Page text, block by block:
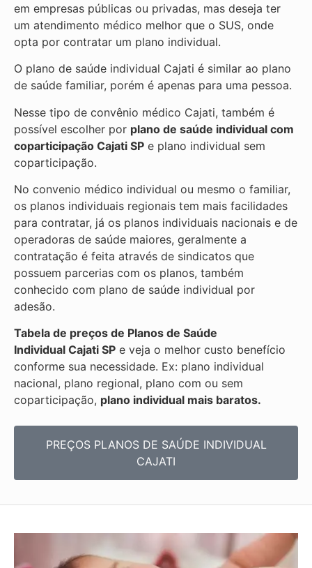
em empresas públicas ou privadas, mas deseja ter
um atendimento médico melhor que o SUS, onde
opta por contratar um plano individual.
O plano de saúde individual Cajati é similar ao plano
de saúde familiar, porém é apenas para uma pessoa.
Nesse tipo de convênio médico Cajati, também é
possível escolher por plano de saúde individual com
coparticipação Cajati SP e plano individual sem
coparticipação.
No convenio médico individual ou mesmo o familiar,
os planos individuais regionais tem mais facilidades
para contratar, já os planos individuais nacionais e de
operadoras de saúde maiores, geralmente a
contratação é feita através de sindicatos que
possuem parcerias com os planos, também
conhecido com plano de saúde individual por
adesão.
Tabela de preços de Planos de Saúde
Individual Cajati SP e veja o melhor custo benefício
conforme sua necessidade. Ex: plano individual
nacional, plano regional, plano com ou sem
coparticipação, plano individual mais baratos.
PREÇOS PLANOS DE SAÚDE INDIVIDUAL
CAJATI